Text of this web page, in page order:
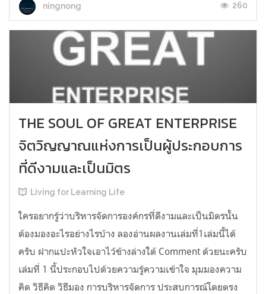
ningnong 260
THE SOUL OF GREAT ENTERPRISE
จิตวิญญาณแห่งการเป็นผู้ประกอบการ
ที่ดีงามและเป็นมิตร
Living for Learning Life
ใครอยากรู้ว่าบริหารจัดการองค์กรที่ดีงามและเป็นมิตรนั้น
ต้องมองอะไรอย่างไร​บ้าง ลองอ่าน​ผลงานเล่มที่1เล่มนี้ได้
ครับ​ ฝากแปะหัวใจเอาไว้ข้างล่างใต้​ Comment​ ด้วยนะครับ
เล่มที่​ 1​ นี้ประกอบไปด้วยความรู้ความเข้าใจ มุมมองความ
คิด วิธีคิด วิธีมอง การบริหารจัดการ ประสบการณ์โดยตรง